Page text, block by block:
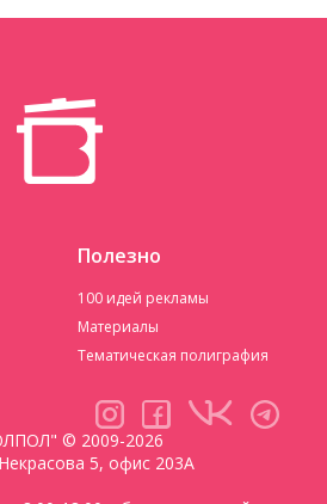
Полезно
100 идей рекламы
Материалы
Тематическая полиграфия
© 2009-2026
5, офис 203А